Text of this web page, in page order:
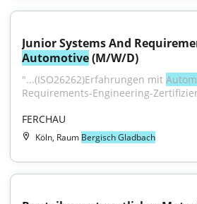
Automotive (M/W/D)
"...(ISO26262)Erfahrungen mit
Requirements-Engineering-
FERCHAU
Köln, Raum Bergisch Gladbach